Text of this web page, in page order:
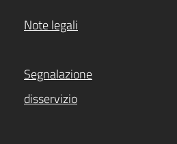
Note legali
Segnalazione
disservizio